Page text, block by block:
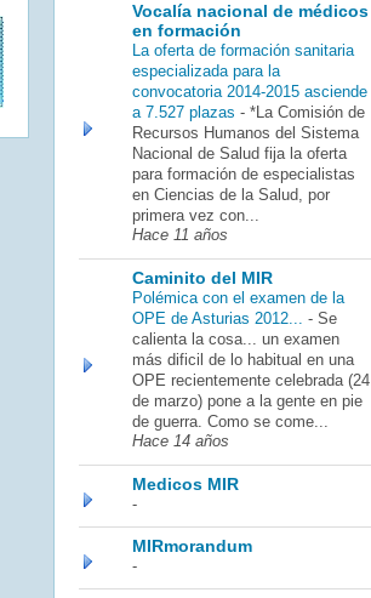
Vocalía nacional de médicos
en formación
La oferta de formación sanitaria
especializada para la
convocatoria 2014-2015 asciende
a 7.527 plazas - *La Comisión de
Recursos Humanos del Sistema
Nacional de Salud fija la oferta
para formación de especialistas
en Ciencias de la Salud, por
primera vez con...
Hace 11 años
Caminito del MIR
Polémica con el examen de la
OPE de Asturias 2012... - Se
calienta la cosa... un examen
más dificil de lo habitual en una
OPE recientemente celebrada (24
de marzo) pone a la gente en pie
de guerra. Como se come...
Hace 14 años
Medicos MIR
-
MIRmorandum
-